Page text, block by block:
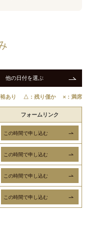
他の日付を選ぶ
あり △：残り僅か ×：満席
フォームリンク